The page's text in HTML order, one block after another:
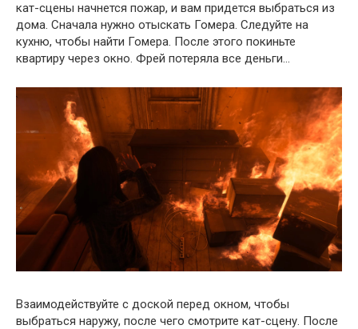
кат-сцены начнется пожар, и вам придется выбраться из
дома. Сначала нужно отыскать Гомера. Следуйте на
кухню, чтобы найти Гомера. После этого покиньте
квартиру через окно. Фрей потеряла все деньги…
Взаимодействуйте с доской перед окном, чтобы
выбраться наружу, после чего смотрите кат-сцену. После